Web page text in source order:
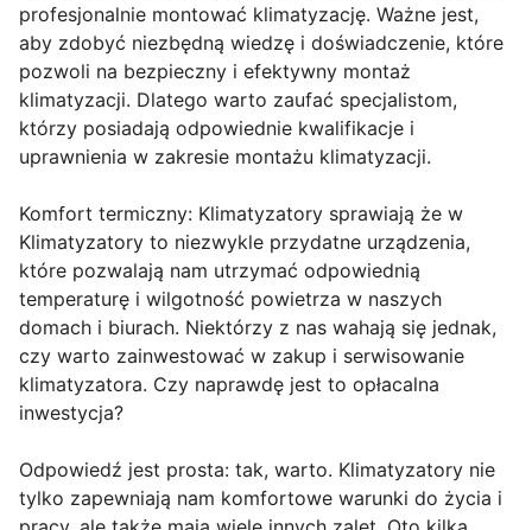
profesjonalnie montować klimatyzację. Ważne jest,
aby zdobyć niezbędną wiedzę i doświadczenie, które
pozwoli na bezpieczny i efektywny montaż
klimatyzacji. Dlatego warto zaufać specjalistom,
którzy posiadają odpowiednie kwalifikacje i
uprawnienia w zakresie montażu klimatyzacji.
Komfort termiczny: Klimatyzatory sprawiają że w
Klimatyzatory to niezwykle przydatne urządzenia,
które pozwalają nam utrzymać odpowiednią
temperaturę i wilgotność powietrza w naszych
domach i biurach. Niektórzy z nas wahają się jednak,
czy warto zainwestować w zakup i serwisowanie
klimatyzatora. Czy naprawdę jest to opłacalna
inwestycja?
Odpowiedź jest prosta: tak, warto. Klimatyzatory nie
tylko zapewniają nam komfortowe warunki do życia i